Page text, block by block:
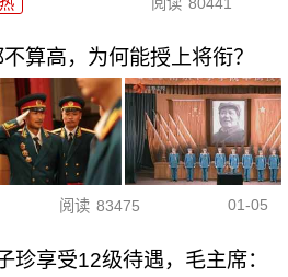
算高，为何能授上将衔？
阅读 83475 01-05
珍享受12级待遇，毛主席：